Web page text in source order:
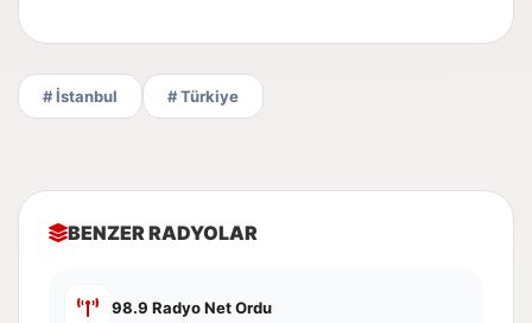
# İstanbul # Türkiye
BENZER RADYOLAR
98.9 Radyo Net Ordu